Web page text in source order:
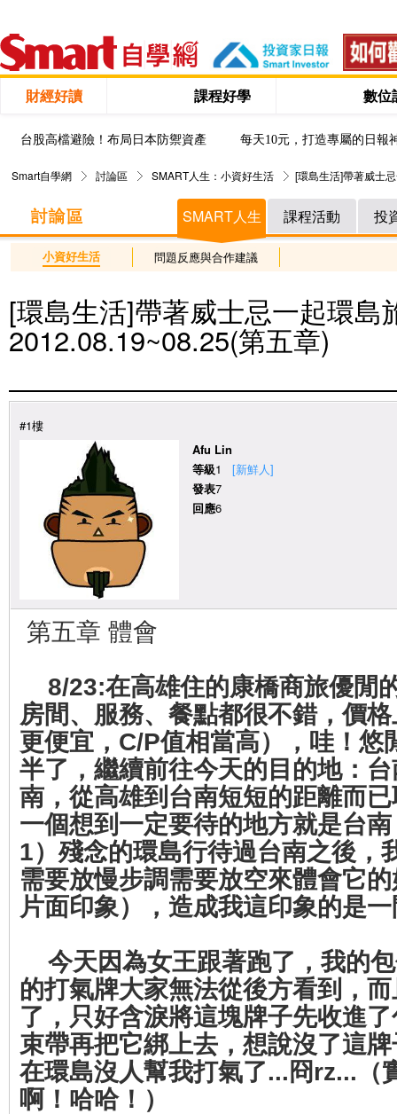
財經好讀 課程好學 數位
台股高檔避險！布局日本防禦資產 每天10元，打造專屬的日報
Smart自學網 討論區 SMART人生：小資好生活 [環島生活]帶著威士
SMART人生 課程活動 投
小資好生活 問題反應與合作建議
[環島生活]帶著威士忌一起環島
2012.08.19~08.25(第五章)
#1樓
Afu Lin
等級1
[新鮮人]
發表7
回應6
第五章 體會
8/23:在高雄住的康橋商旅優閒
房間、服務、餐點都很不錯，價
更便宜，C/P值相當高），哇！悠
半了，繼續前往今天的目的地：
南，從高雄到台南短短的距離而
一個想到一定要待的地方就是台
1）殘念的環島行待過台南之後，
需要放慢步調需要放空來體會它
片面印象），造成我這印象的是
今天因為女王跟著跑了，我的
的打氣牌大家無法從後方看到，
了，只好含淚將這塊牌子先收進
束帶再把它綁上去，想說沒了這
在環島沒人幫我打氣了...冏rz...（
啊！哈哈！）